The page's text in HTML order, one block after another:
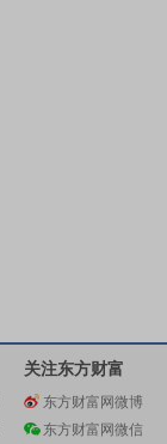
关注东方财富
东方财富网微博
东方财富网微信